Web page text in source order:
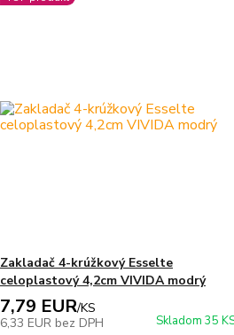
Zakladač 4-krúžkový Esselte
celoplastový 4,2cm VIVIDA modrý
7,79 EUR/KS
6,33 EUR bez DPH Skladom 35